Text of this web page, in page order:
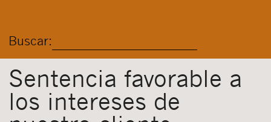
CONTACTO
Buscar:
Sentencia favorable a
los intereses de